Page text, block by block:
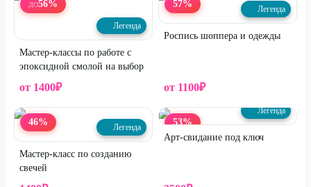
ДО56%
Легенда
Мастер-классы по работе с
эпоксидной смолой на выбор
от 1400₽
57% Легенда
Роспись шоппера и одежды
от 1100₽
46% Легенда
Мастер-класс по созданию
свечей
53%
Легенда
Арт-свидание под ключ